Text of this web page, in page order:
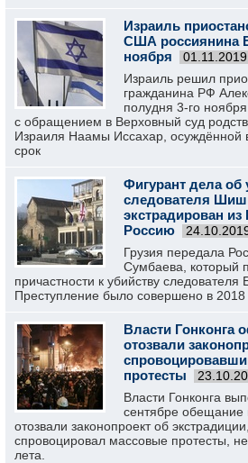
Израиль
США россиянина
ноября
01.11.2019
Израиль решил
гражданина РФ
полудня 3-го
с обращением в Верховный суд
Израиля Наамы Иссахар, осуждённой
срок
Фигурант дела об
следователя
экстрадирован из
Россию
Грузия передала
Сумбаева, который
причастности к убийству
Преступление было совершено в 2018
Власти Гонконга
отозвали
протесты
Власти Гонконга
сентябре
отозвали законопроект об
спровоцировал массовые протесты,
лета.